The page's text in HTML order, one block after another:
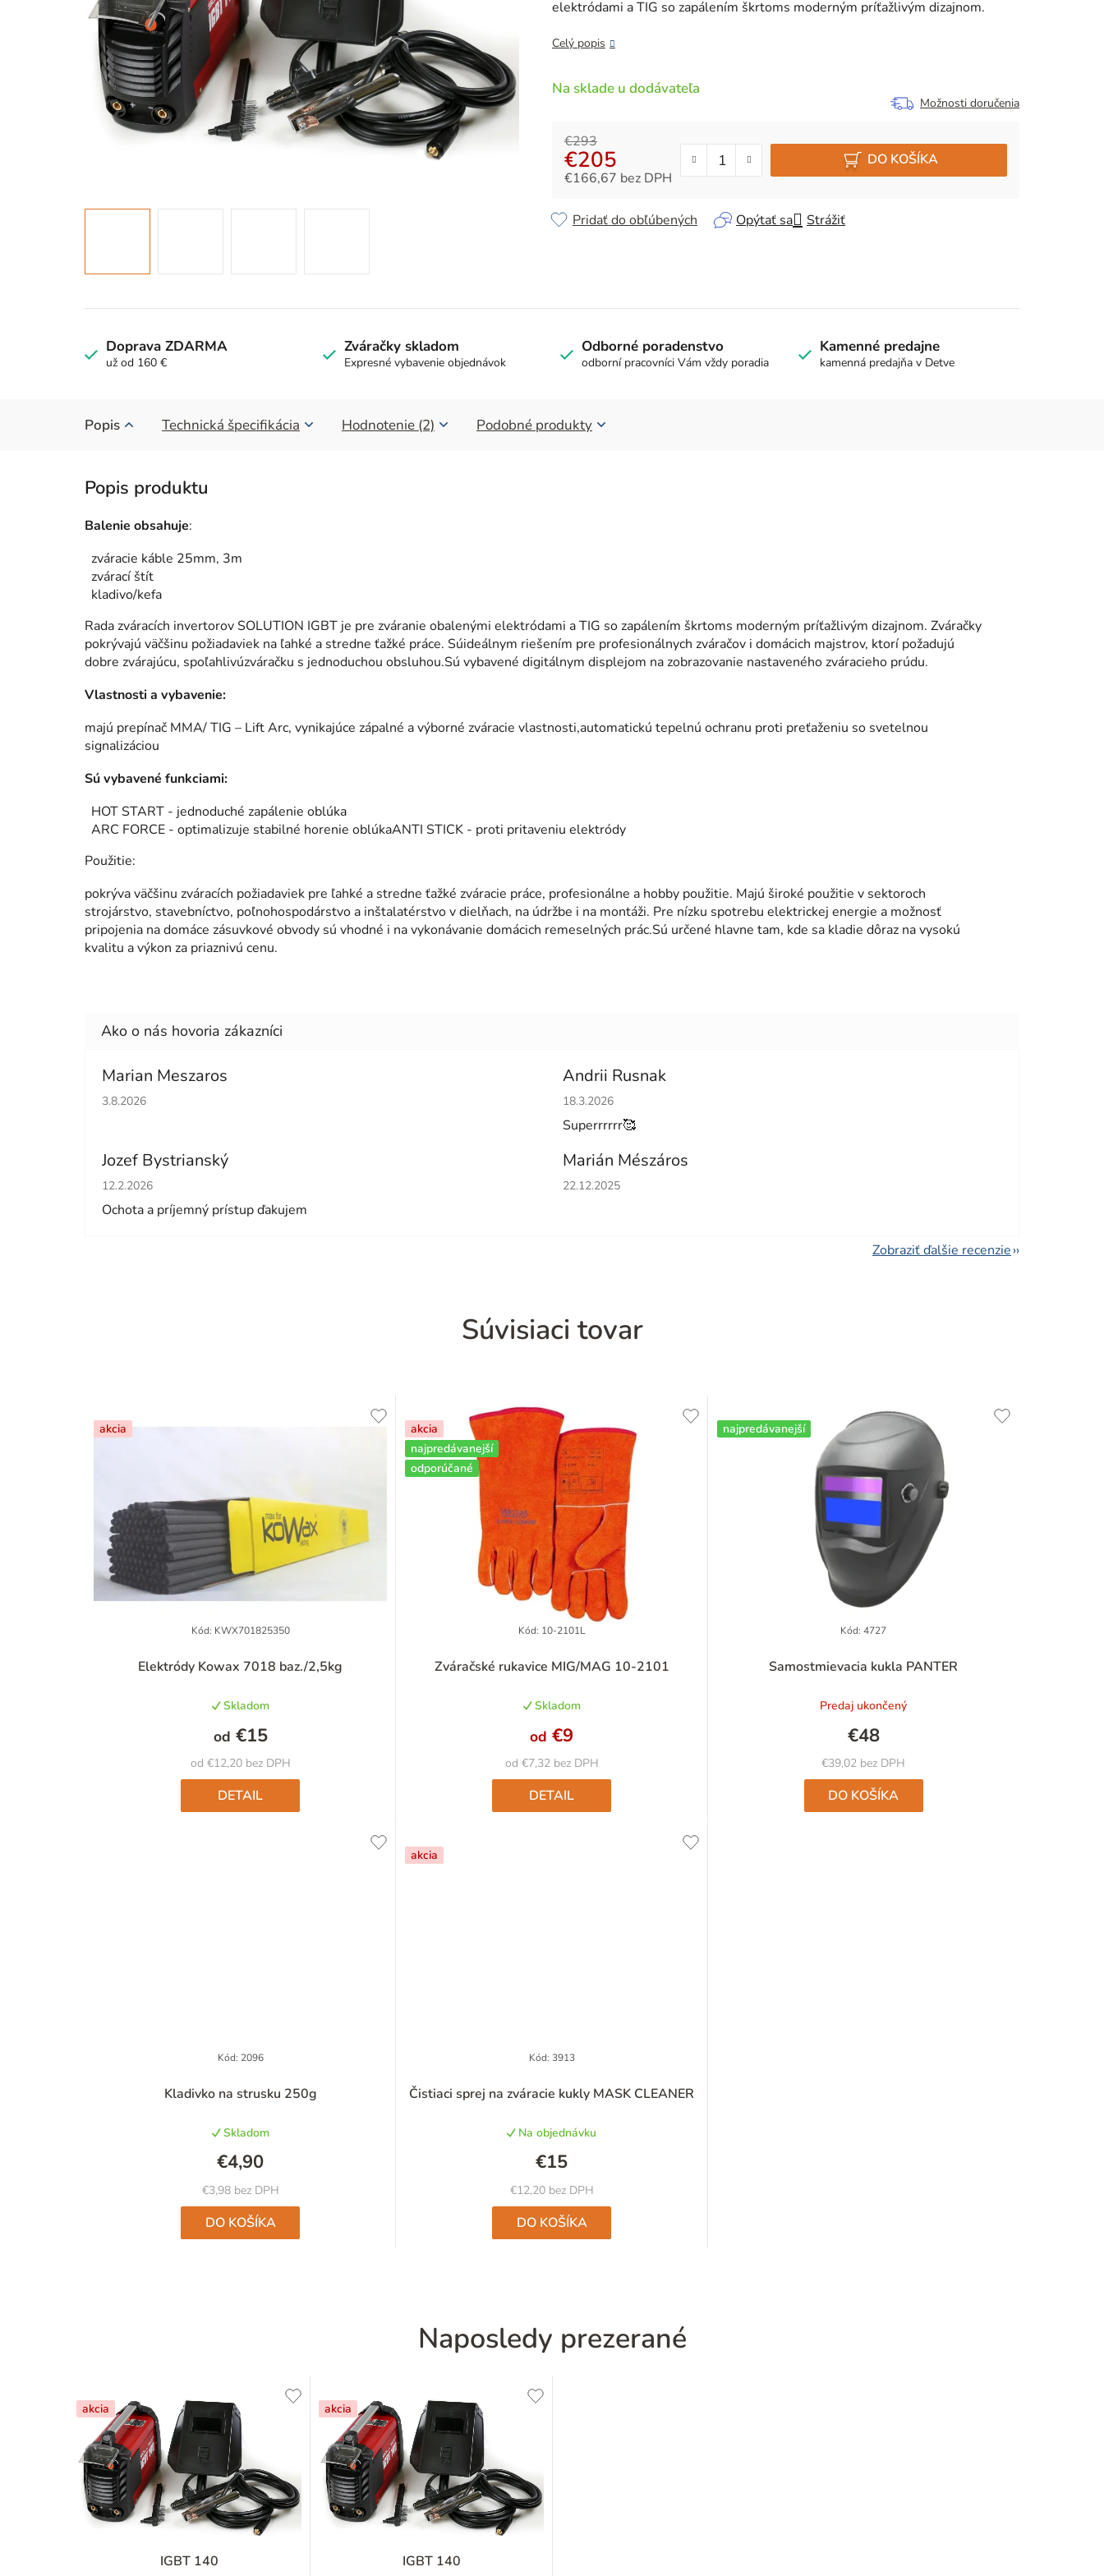
z
hviezdičiek.
elektródami a TIG so zapálením škrtoms moderným príťažlivým dizajnom.
Celý popis
Na sklade u dodávateľa
Možnosti doručenia
€293
€205
€166,67 bez DPH
DO KOŠÍKA
Opýtať sa Strážiť
Pridať do obľúbených
Doprava ZDARMA
už od 160 €
Zváračky skladom
Expresné vybavenie objednávok
Odborné poradenstvo
odborní pracovníci Vám vždy poradia
Kamenné predajne
kamenná predajňa v Detve
Popis Technická špecifikácia Hodnotenie (2) Podobné produkty
Balenie obsahuje:
zváracie káble 25mm, 3m
zvárací štít
kladivo/kefa
Rada zváracích invertorov SOLUTION IGBT je pre zváranie obalenými elektródami a TIG so zapálením škrtoms moderným príťažlivým dizajnom. Zváračky
pokrývajú väčšinu požiadaviek na ľahké a stredne ťažké práce. Súideálnym riešením pre profesionálnych zváračov i domácich majstrov, ktorí požadujú
dobre zvárajúcu, spoľahlivúzváračku s jednoduchou obsluhou.Sú vybavené digitálnym displejom na zobrazovanie nastaveného zváracieho prúdu.
Vlastnosti a vybavenie:
majú prepínač MMA/ TIG – Lift Arc, vynikajúce zápalné a výborné zváracie vlastnosti,automatickú tepelnú ochranu proti preťaženiu so svetelnou
signalizáciou
Sú vybavené funkciami:
HOT START - jednoduché zapálenie oblúka
ARC FORCE - optimalizuje stabilné horenie oblúkaANTI STICK - proti pritaveniu elektródy
Použitie:
pokrýva väčšinu zváracích požiadaviek pre ľahké a stredne ťažké zváracie práce, profesionálne a hobby použitie. Majú široké použitie v sektoroch
strojárstvo, stavebníctvo, poľnohospodárstvo a inštalatérstvo v dielňach, na údržbe i na montáži. Pre nízku spotrebu elektrickej energie a možnosť
pripojenia na domáce zásuvkové obvody sú vhodné i na vykonávanie domácich remeselných prác.Sú určené hlavne tam, kde sa kladie dôraz na vysokú
kvalitu a výkon za priaznivú cenu.
Marian Meszaros
Hodnotenie obchodu je 5 z 5 hviezdičiek.
3.8.2026
Andrii Rusnak
Hodnotenie obchodu je 5 z 5 hviezdičiek.
18.3.2026
Superrrrrr🥰
Jozef Bystrianský
Hodnotenie obchodu je 5 z 5 hviezdičiek.
12.2.2026
Ochota a príjemný prístup ďakujem
Marián Mészáros
Hodnotenie obchodu je 5 z 5 hviezdičiek.
22.12.2025
Zobraziť ďalšie recenzie
Súvisiaci tovar
akcia
Elektródy Kowax 7018 baz./2,5kg
hodnotenie
je
4,8
z
5
hviezdičiek.
Skladom
od €12,20 bez DPH
od €15
DETAIL
Kód: KWX701825350
akcia
najpredávanejší
odporúčané
Zváračské rukavice MIG/MAG 10-2101
hodnotenie
je
5,0
z
5
hviezdičiek.
Skladom
od €7,32 bez DPH
od €9
DETAIL
Kód: 10-2101L
najpredávanejší
Samostmievacia kukla PANTER
hodnotenie
je
4,9
z
5
hviezdičiek.
Predaj ukončený
€39,02 bez DPH
€48
DO KOŠÍKA
Kód:4727
Kladivko na strusku 250g
hodnotenie
je
4,9
z
5
hviezdičiek.
Skladom
€3,98 bez DPH
€4,90
DO KOŠÍKA
Kód: 2096
akcia
Čistiaci sprej na zváracie kukly MASK CLEANER
hodnotenie
je
4,6
z
5
hviezdičiek.
Na objednávku
€12,20 bez DPH
€15
DO KOŠÍKA
Kód: 3913
Naposledy prezerané
akcia
IGBT 140
akcia
IGBT 140